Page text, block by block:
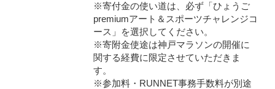
※寄付金の使い道は、必ず「ひょうご
premiumアート＆スポーツチャレンジコ
ース」を選択してください。
※寄附金使途は神戸マラソンの開催に
関する経費に限定させていただきま
す。
※参加料・RUNNET事務手数料が別途